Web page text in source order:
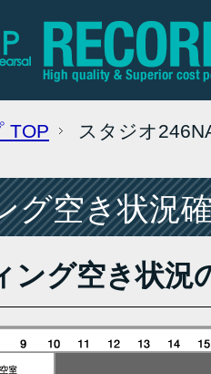
TOP スタジオ
グ空き状況
ング空き状況